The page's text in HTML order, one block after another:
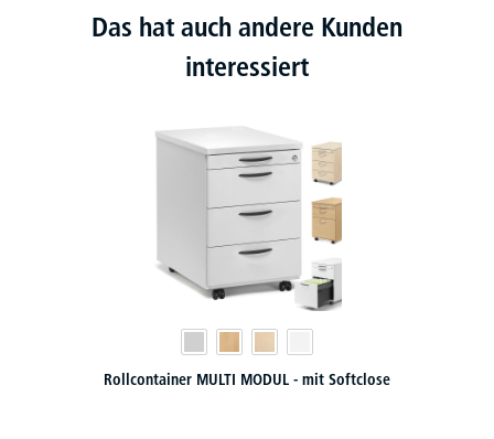
Das hat auch andere Kunden
interessiert
Rollcontainer MULTI MODUL - mit Softclose